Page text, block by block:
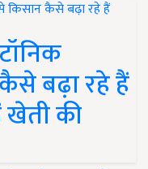
बढ़ा रहे हैं
खेती की